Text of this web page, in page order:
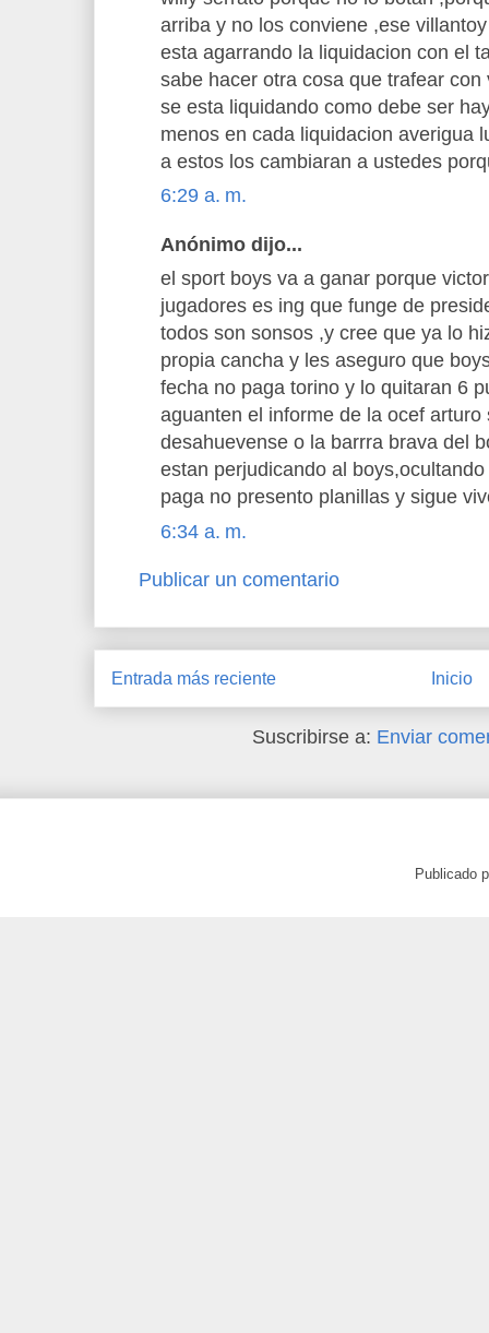
arriba y no los conviene ,ese
esta agarrando la liquidacion con el
sabe hacer otra cosa que trafear
se esta liquidando como debe ser
menos en cada liquidacion averigua
a estos los cambiaran a ustedes
6:29 a. m.
Anónimo dijo...
el sport boys va a ganar porque
jugadores es ing que funge de
todos son sonsos ,y cree que ya lo
propia cancha y les aseguro que
fecha no paga torino y lo quitaran 6
aguanten el informe de la ocef arturo
desahuevense o la barrra brava del
estan perjudicando al
paga no presento planillas y sigue
6:34 a. m.
Publicar un comentario
Entrada más reciente Inicio
Suscribirse a: Enviar
Publicado